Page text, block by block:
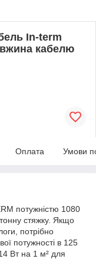
In-term
кабелю
Оплата Умови
потужністю 1080
стяжку. Якщо
потрібно
потужності в 125
Вт на 1 м² для